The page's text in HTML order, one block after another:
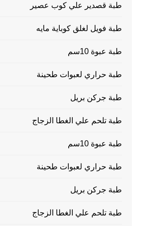
طبة قصدير علي كوب عصير
طبة فويل لغلق كوباية مايه
طبة عبوة 10سم
طبة حراري لعبوات طحينة
طبة جركن بريل
طبة تلحم علي الغطا الزجاج
طبة عبوة 10سم
طبة حراري لعبوات طحينة
طبة جركن بريل
طبة تلحم علي الغطا الزجاج